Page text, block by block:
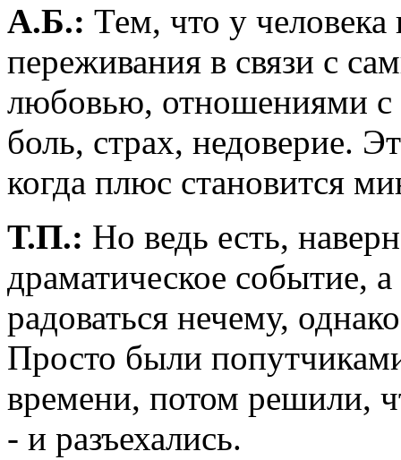
А.Б.: Тем, что у человека
переживания в связи с
любовью, отношениями
боль, страх, недоверие.
когда плюс становится
Т.П.: Но ведь есть,
драматическое событие,
радоваться нечему,
Просто были
времени, потом решили,
- и разъехались.